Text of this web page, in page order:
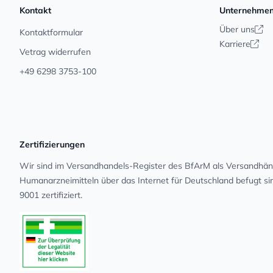
Kontakt
Kontaktformular
Vetrag widerrufen
+49 6298 3753-100
Über uns
Karriere
Zertifizierungen
Wir sind im Versandhandels-Register des BfArM als
Human­arz­nei­mit­teln über das Internet für Deutschland befugt
9001 zertifiziert.